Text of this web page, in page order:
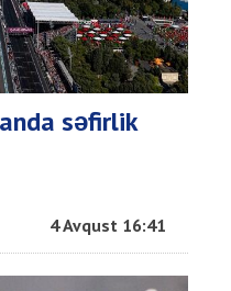
səfirlik
4 Avqust 16:41